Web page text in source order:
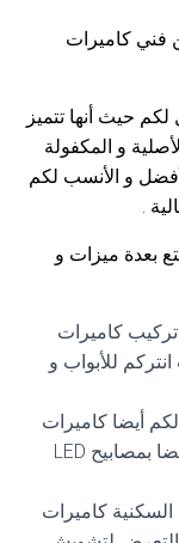
فني كاميرات
حيث أنها تتميز
و المكفولة
و الأنسب لكم
.
بعدة ميزات و
تركيب كاميرات
للأبواب و
أيضا كاميرات
مخفية تتميز بالدقة العالية ، و مزودة أيضا بمصابيح LED
كاميرات